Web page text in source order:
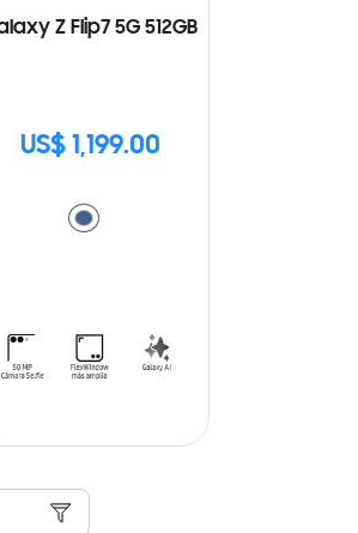
Z Flip7 5G 512GB
US$ 1,199.00